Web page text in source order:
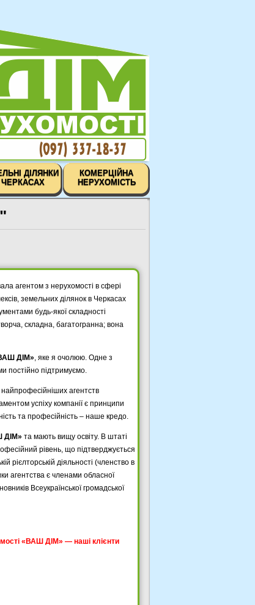
ДІЛЯНКИ
КОМЕРЦІЙНА
НЕРУХОМІСТЬ
агентом з нерухомості в сфері
земельних ділянок в Черкасах
будь-якої складності
складна, багатогранна; вона
ДІМ», яке я очолюю. Одне з
постійно підтримуємо.
агентств
успіху компанії є принципи
та професійність – наше кредо.
ДІМ» та мають вищу освіту. В штаті
рівень, що підтверджується
рієлторській діяльності (членство в
агентства є членами обласної
Всеукраїнської громадської
«ВАШ ДІМ» — наші клієнти